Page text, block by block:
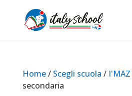
Home/ Scegli scuola / I'MAZ
secondaria